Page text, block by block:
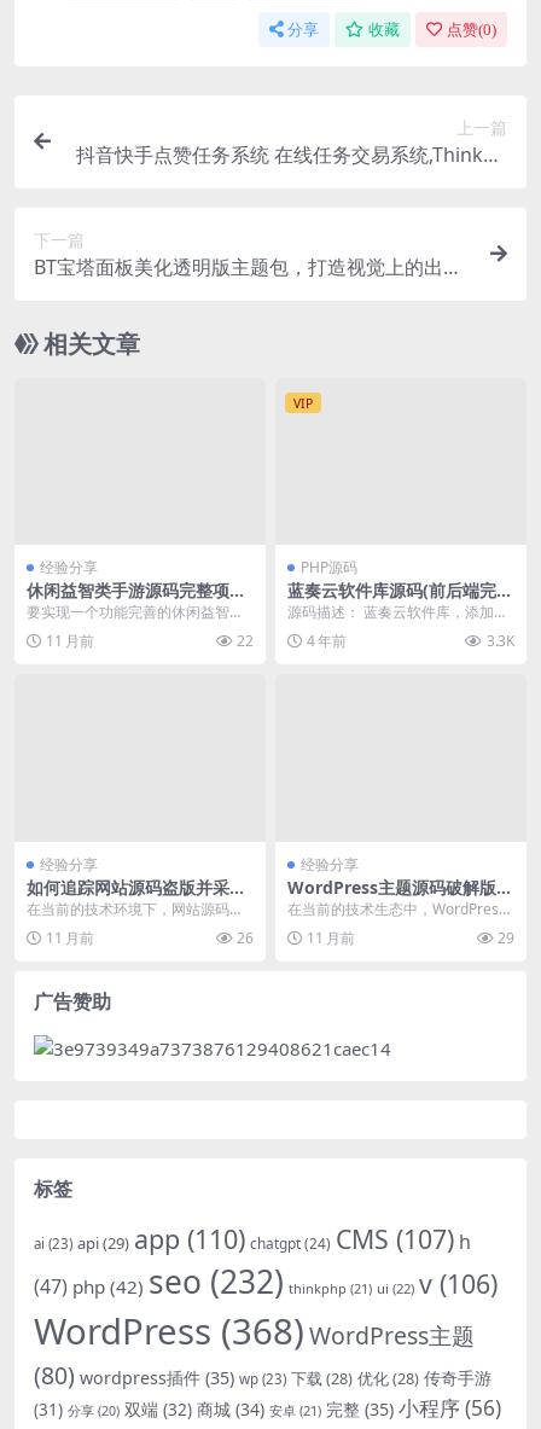
分享 收藏 点赞(0)
上一篇
抖音快手点赞任务系统 在线任务交易系统,Thinkph
下一篇
BT宝塔面板美化透明版主题包，打造视觉上的出色
相关文章
经验分享
休闲益智类手游源码完整项目
实现与性能深度优化
要实现一个功能完善的休闲益智类
手游源码完整项目，首先需要明确
游戏的核心玩法和需求...
11 月前 22
VIP
PHP源码
蓝奏云软件库源码(前后端完
整)
源码描述： 蓝奏云软件库，添加分
类填入蓝奏云文件夹分享链接，链
接密码即可。 非 ...
4 年前 3.3K
经验分享
如何追踪网站源码盗版并采取
有效措施
在当前的技术环境下，网站源码的
盗版问题日益严重，这直接威胁到
开发者与企业的核心利...
11 月前 26
经验分享
WordPress主题源码破解版下
载及安全风险分析
在当前的技术生态中，WordPress
作为全球领先的CMS平台，其主题
定制化需求...
11 月前 29
广告赞助
标签
ai (23) api(29) app (110) chatgpt(24) CMS (107) h
(47) php (42) seo (232) thinkphp (21) ui (22) v (106)
WordPress (368)WordPress主题
(80) wordpress插件 (35) wp (23) 下载(28) 优化(28) 传奇手游
(31) 分享 (20) 双端 (32) 商城 (34) 安卓 (21) 完整 (35) 小程序(56)